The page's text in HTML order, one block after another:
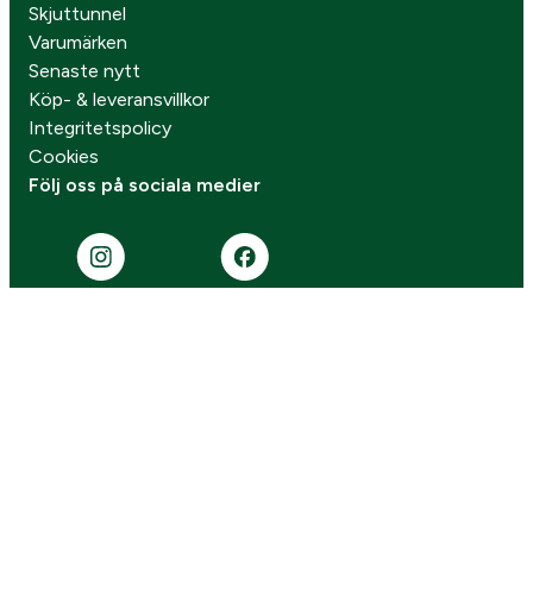
Skjuttunnel
Varumärken
Senaste nytt
Köp- & leveransvillkor
Integritetspolicy
Cookies
Följ oss på sociala medier